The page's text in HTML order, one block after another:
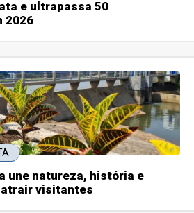
e ultrapassa 50
2026
une natureza, história e
visitantes